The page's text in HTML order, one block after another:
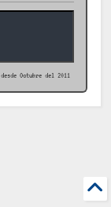
desde Octubre del 2011